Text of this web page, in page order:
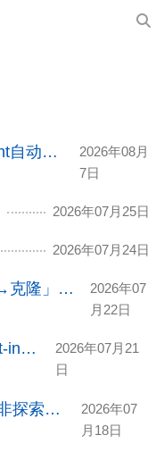
AI Coding：Gaia支持AI Agent自动化编排工作流
2026年08月
7日
2026年07月25日
2026年07月24日
tts-skill 最佳实践：用「转写→克隆」两步法获得高质量声音克隆
2026年07
月22日
浏览器-豆包翻译插件-prompt-insert
2026年07月21
日
在 SOTA 范式之外:一种垂类非探索场景的 AI 工程探索
2026年07
月18日